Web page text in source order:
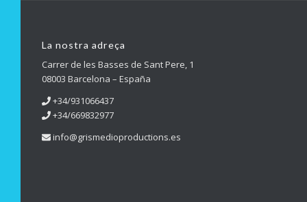
La nostra adreça
Carrer de les Basses de Sant Pere, 1
08003 Barcelona – España
+34/931066437
+34/669832977
info@grismedioproductions.es